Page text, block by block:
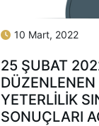
10 Mart, 2022
25 ŞUBAT
YETERLİLİK
SONUÇLARI